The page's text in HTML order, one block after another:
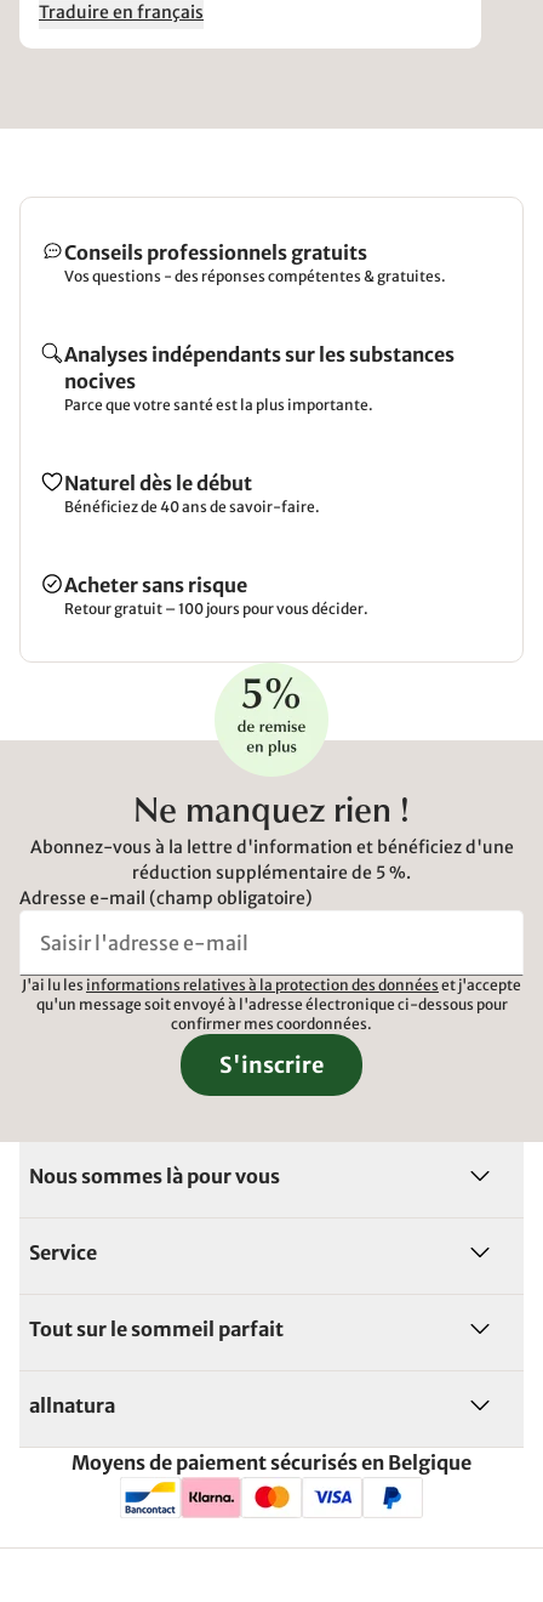
Traduire en français
Conseils professionnels gratuits
Vos questions - des réponses compétentes & gratuites.
Analyses indépendants sur les substances
nocives
Parce que votre santé est la plus importante.
Naturel dès le début
Bénéficiez de 40 ans de savoir-faire.
Acheter sans risque
Retour gratuit – 100 jours pour vous décider.
Ne manquez rien !
Abonnez-vous à la lettre d'information et bénéficiez d'une
réduction supplémentaire de 5 %.
Adresse e-mail (champ obligatoire)
J'ai lu les informations relatives à la protection des données et j'accepte
qu'un message soit envoyé à l'adresse électronique ci-dessous pour
confirmer mes coordonnées.
S'inscrire
Nous sommes là pour vous
Service
Tout sur le sommeil parfait
allnatura
Moyens de paiement sécurisés en Belgique